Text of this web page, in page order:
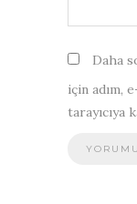
Daha
için adım,
tarayıcıya